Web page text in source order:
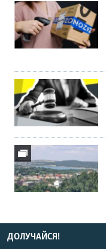
ДОЛУЧАЙСЯ!